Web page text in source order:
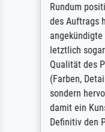
Rundum
des Auftrags
letztlich
Qualität des
(Farben,
sondern
damit ein
Definitiv den